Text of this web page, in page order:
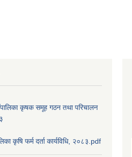
कृषक समूह गठन तथा परिचालन
कृषि फर्म दर्ता कार्यविधि, २०८३.pdf